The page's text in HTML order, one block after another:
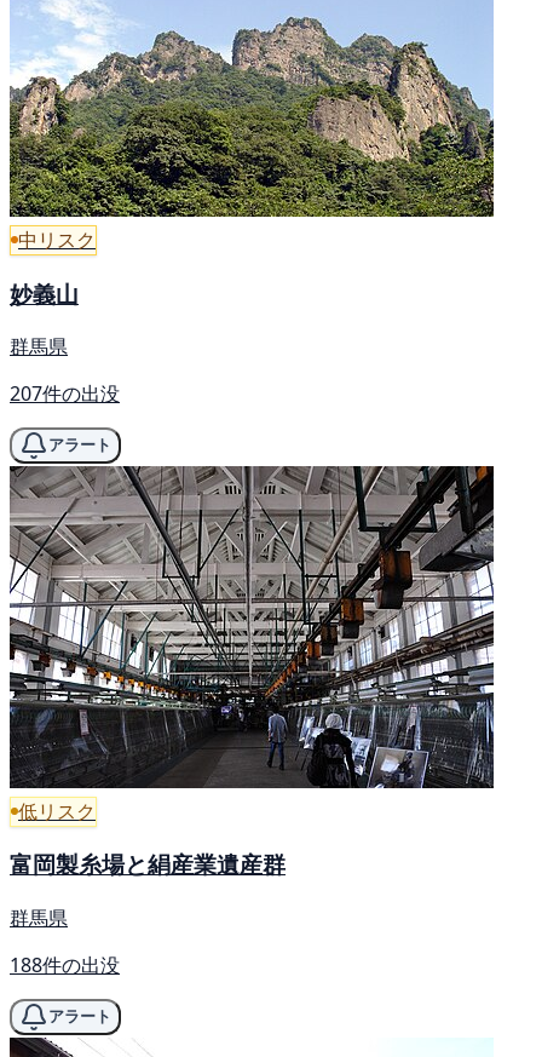
中リスク
妙義山
群馬県
207件の出没
アラート
低リスク
富岡製糸場と絹産業遺産群
群馬県
188件の出没
アラート